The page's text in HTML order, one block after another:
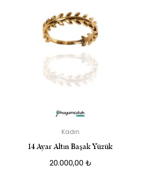
Kadın
14 Ayar Altın Başak Yüzük
20.000,00 ₺